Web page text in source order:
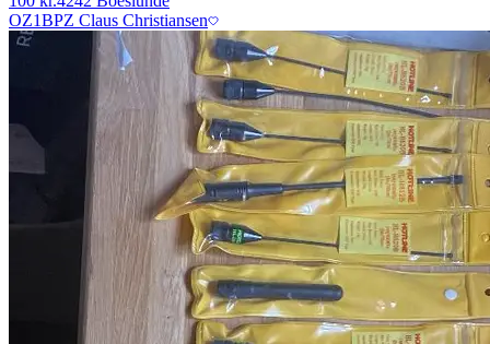
OZ1BPZ Claus Christiansen